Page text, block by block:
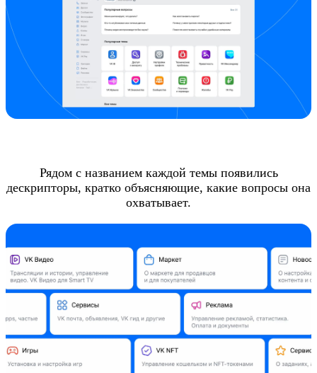
Рядом с названием каждой темы появились
дескрипторы, кратко объясняющие, какие вопросы она
охватывает.